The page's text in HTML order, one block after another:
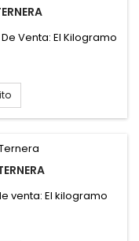
Venta: El Kilogramo
venta: El kilogramo